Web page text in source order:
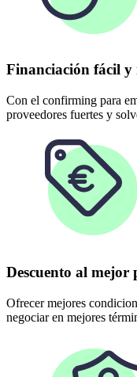
Financiación fácil
Con el confirming para
proveedores fuertes y
Descuento al mejor
Ofrecer mejores
negociar en mejores